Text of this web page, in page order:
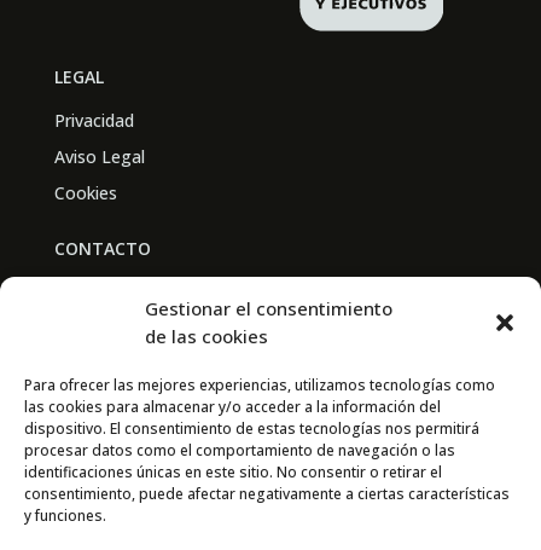
Gestionar el consentimiento
de las cookies
Para ofrecer las mejores experiencias, utilizamos tecnologías como
las cookies para almacenar y/o acceder a la información del
dispositivo. El consentimiento de estas tecnologías nos permitirá
procesar datos como el comportamiento de navegación o las
identificaciones únicas en este sitio. No consentir o retirar el
consentimiento, puede afectar negativamente a ciertas características
y funciones.
LEGAL
Privacidad
Aviso Legal
Cookies
CONTACTO
Av. Real Academia de Medicina
CONTACTO
667 841 238
info@adimur.es